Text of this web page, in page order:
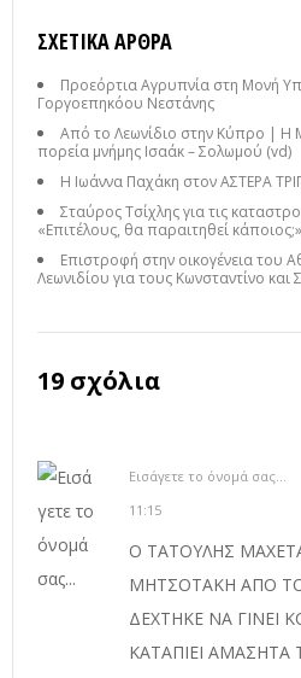
ΣΧΕΤΙΚΆ ΆΡΘΡΑ
Προεόρτια Αγρυπνία στη Μονή
Γοργοεπηκόου Νεστάνης
Από το Λεωνίδιο στην Κύπρο | Η
πορεία μνήμης Ισαάκ – Σολωμού (vd)
Η Ιωάννα Παχάκη στον ΑΣΤΕΡΑ
Σταύρος Τσίχλης για τις
«Επιτέλους, θα παραιτηθεί
Επιστροφή στην οικογένεια του
Λεωνιδίου για τους Κωνσταντίνο
19 σχόλια
Εισάγετε το όνομά σας...
11:15
Ο ΤΑΤΟΥΛΗΣ
ΜΗΤΣΟΤΑΚΗ ΑΠΟ
ΔΕΧΤΗΚΕ ΝΑ ΓΙΝΕΙ
ΚΑΤΑΠΙΕΙ